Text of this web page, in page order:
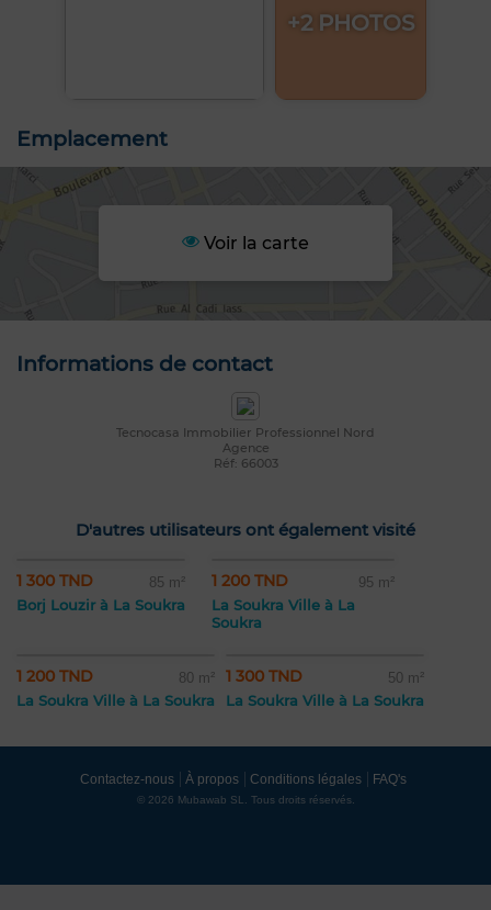
+2 PHOTOS
Emplacement
Voir la carte
Informations de contact
Tecnocasa Immobilier Professionnel Nord
Agence
Réf: 66003
D'autres utilisateurs ont également visité
1 300 TND 85 m²
Borj Louzir à La Soukra
1 200 TND 95 m²
La Soukra Ville à La
Soukra
1 200 TND 80 m²
La Soukra Ville à La Soukra
1 300 TND 50 m²
La Soukra Ville à La Soukra
Contactez-nous À propos Conditions légales FAQ's
© 2026 Mubawab SL. Tous droits réservés.